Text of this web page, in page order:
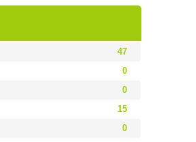
47
0
0
15
0